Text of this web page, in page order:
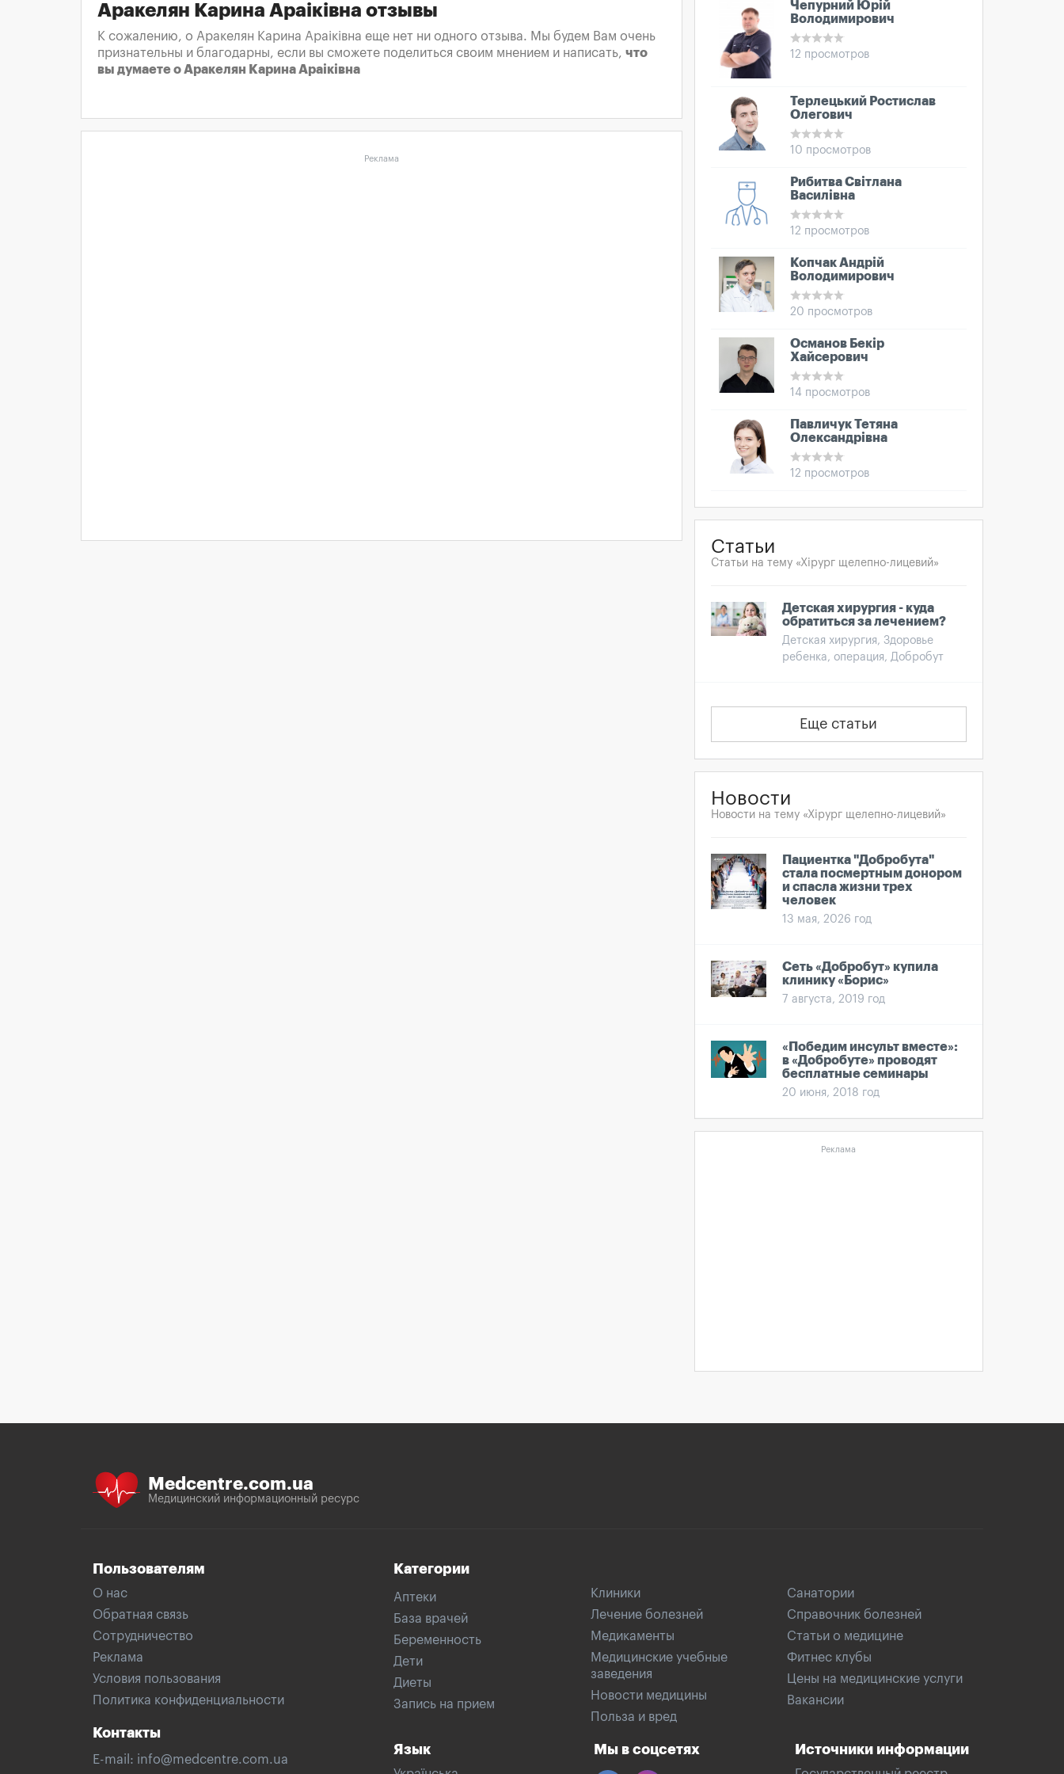
Аракелян Карина Араіківна отзывы
К сожалению, о Аракелян Карина Араіківна еще нет ни одного отзыва. Мы будем Вам очень
признательны и благодарны, если вы сможете поделиться своим мнением и написать, что
вы думаете о Аракелян Карина Араіківна
Реклама
Чепурний Юрій
Володимирович
12 просмотров
Терлецький Ростислав
Олегович
10 просмотров
Рибитва Світлана
Василівна
12 просмотров
Копчак Андрій
Володимирович
20 просмотров
Османов Бекір
Хайсерович
14 просмотров
Павличук Тетяна
Олександрівна
12 просмотров
Статьи
Статьи на тему «Хірург щелепно-лицевий»
Детская хирургия - куда
обратиться за лечением?
Детская хирургия, Здоровье
ребенка, операция, Добробут
Еще статьи
Новости
Новости на тему «Хірург щелепно-лицевий»
Пациентка "Добробута"
стала посмертным донором
и спасла жизни трех
человек
13 мая, 2026 год
Сеть «Добробут» купила
клинику «Борис»
7 августа, 2019 год
«Победим инсульт вместе»:
в «Добробуте» проводят
бесплатные семинары
20 июня, 2018 год
Реклама
Medcentre.com.ua
Медицинский информационный ресурс
Пользователям
О нас
Обратная связь
Сотрудничество
Реклама
Условия пользования
Политика конфиденциальности
Контакты
E-mail: info@medcentre.com.ua
Категории
Аптеки
База врачей
Беременность
Дети
Диеты
Запись на прием
Клиники
Лечение болезней
Медикаменты
Медицинские учебные
заведения
Новости медицины
Польза и вред
Санатории
Справочник болезней
Статьи о медицине
Фитнес клубы
Цены на медицинские услуги
Вакансии
Язык Мы в соцсетях Источники информации